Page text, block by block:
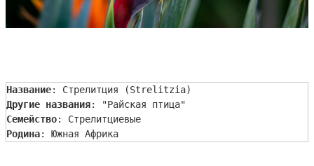
Название: Стрелитция (Strelitzia)
Другие названия: "Райская птица"
Семейство: Стрелитциевые
Родина: Южная Африка